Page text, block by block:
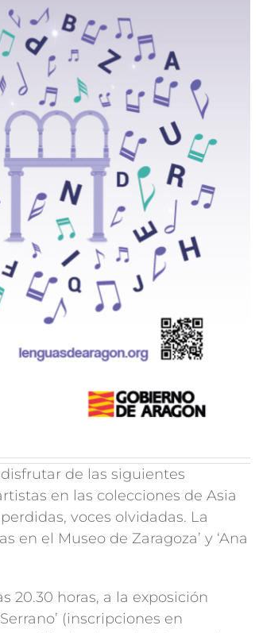
de las siguientes
en las colecciones de Asia
voces olvidadas. La
en el Museo de Zaragoza’ y ‘Ana
20.30 horas, a la exposición
(inscripciones en